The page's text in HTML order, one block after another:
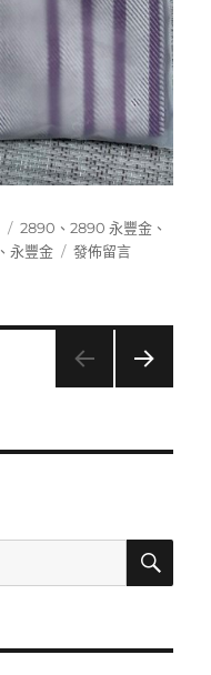
標
籤
2890 、2890 永豐金 、
、永豐金
在
永
豐
毯〉
發佈留言
搜